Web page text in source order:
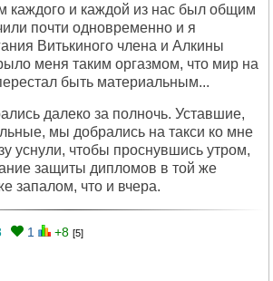
каждого и каждой из нас был общим
почти одновременно и я
Витькиного члена и Алкины
меня таким оргазмом, что мир на
быть материальным...
далеко за полночь. Уставшие,
мы добрались на такси ко мне
уснули, чтобы проснувшись утром,
защиты дипломов в той же
запалом, что и вчера.
1 +8 [5]